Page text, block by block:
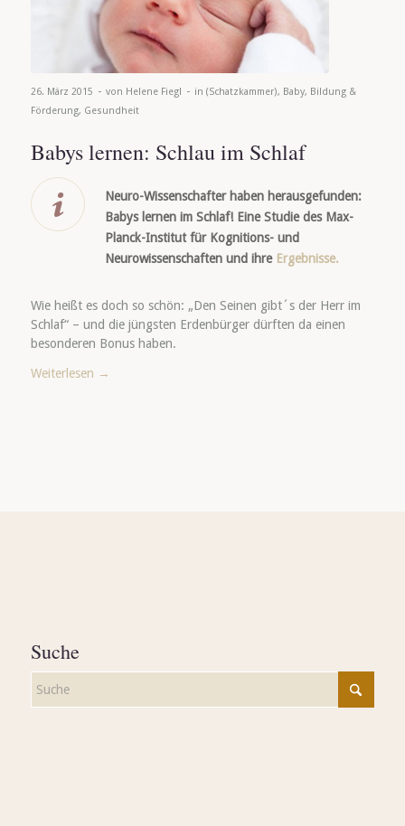
26. März 2015 - von Helene Fiegl - in (Schatzkammer), Baby, Bildung &
Förderung, Gesundheit
Babys lernen: Schlau im Schlaf
Neuro-Wissenschafter haben herausgefunden:
Babys lernen im Schlaf! Eine Studie des Max-
Planck-Institut für Kognitions- und
Neurowissenschaften und ihre Ergebnisse.
Wie heißt es doch so schön: „Den Seinen gibt´s der Herr im
Schlaf“ – und die jüngsten Erdenbürger dürften da einen
besonderen Bonus haben.
Weiterlesen →
Suche